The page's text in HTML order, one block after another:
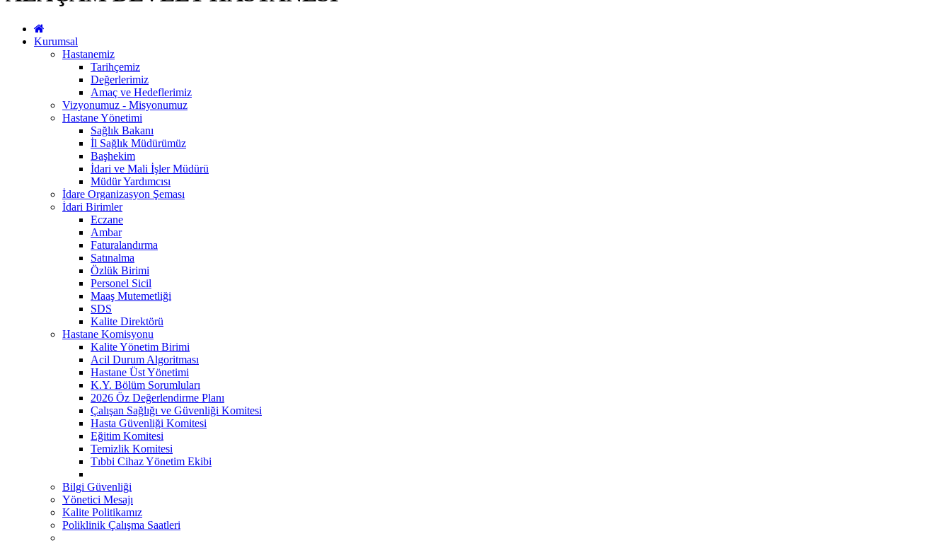
Kurumsal
Hastanemiz
Tarihçemiz
Değerlerimiz
Amaç ve Hedeflerimiz
Vizyonumuz - Misyonumuz
Hastane Yönetimi
Sağlık Bakanı
İl Sağlık Müdürümüz
Başhekim
İdari ve Mali İşler Müdürü
Müdür Yardımcısı
İdare Organizasyon Şeması
İdari Birimler
Eczane
Ambar
Faturalandırma
Satınalma
Özlük Birimi
Personel Sicil
Maaş Mutemetliği
SDS
Kalite Direktörü
Hastane Komisyonu
Kalite Yönetim Birimi
Acil Durum Algoritması
Hastane Üst Yönetimi
K.Y. Bölüm Sorumluları
2026 Öz Değerlendirme Planı
Çalışan Sağlığı ve Güvenliği Komitesi
Hasta Güvenliği Komitesi
Eğitim Komitesi
Temizlik Komitesi
Tıbbi Cihaz Yönetim Ekibi
Bilgi Güvenliği
Yönetici Mesajı
Kalite Politikamız
Poliklinik Çalışma Saatleri